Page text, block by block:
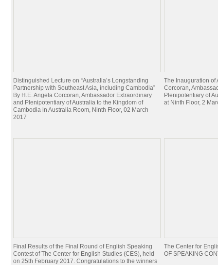
Distinguished Lecture on “Australia’s Longstanding
Partnership with Southeast Asia, including Cambodia”
By H.E. Angela Corcoran, Ambassador Extraordinary
and Plenipotentiary of Australia to the Kingdom of
Cambodia in Australia Room, Ninth Floor, 02 March
2017
The Inauguration of
Corcoran,
Plenipotentiary of
at Ninth Floor, 2
Final Results of the Final Round of English Speaking
Contest of The Center for English Studies (CES), held
on 25th February 2017. Congratulations to the winners
The Center for
OF SPEAKING